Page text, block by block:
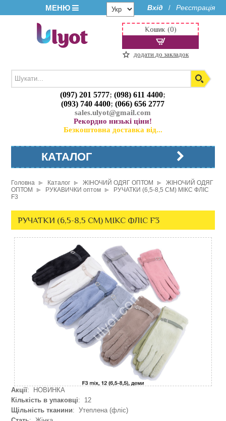
МЕНЮ Вхід / Реєстрація
(097) 201 5777;(098) 611 4400;
(093) 740 4400;(066) 656 2777
sales.ulyot@gmail.com
Рекордно низькі ціни!
Безкоштовна доставка від...
Кошик (0)
додати до закладок
КАТАЛОГ
Головна Каталог ЖІНОЧИЙ ОДЯГ ОПТОМ
ЖІНОЧИЙ ОДЯГ
ОПТОМ
РУКАВИЧКИ оптом
РУЧАТКИ (6,5-8,5 СМ) МІКС ФЛІС
F3
РУЧАТКИ (6,5-8,5 СМ) МІКС ФЛІС F3
Акції: НОВИНКА
Кількість в упаковці: 12
Щільність тканини: Утеплена (фліс)